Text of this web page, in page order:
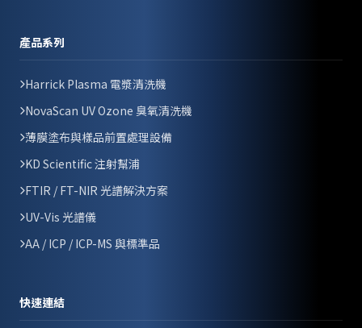
產品系列
Harrick Plasma 電漿清洗機
NovaScan UV Ozone 臭氧清洗機
薄膜塗布與樣品前置處理設備
KD Scientific 注射幫浦
FTIR / FT-NIR 光譜解決方案
UV-Vis 光譜儀
AA / ICP / ICP-MS 與標準品
快速連結